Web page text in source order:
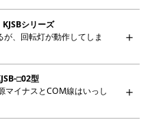
シリーズ
、回転灯が動作してしま
□02型
マイナスとCOM線はいっし